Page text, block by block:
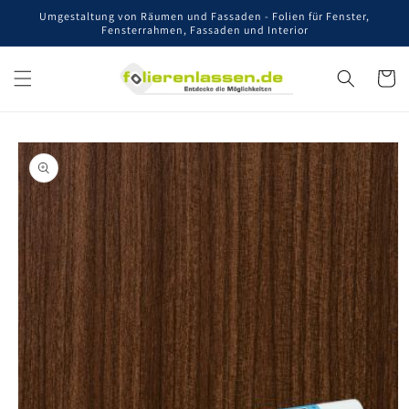
zum
Umgestaltung von Räumen und Fassaden - Folien für Fenster,
Fensterrahmen, Fassaden und Interior